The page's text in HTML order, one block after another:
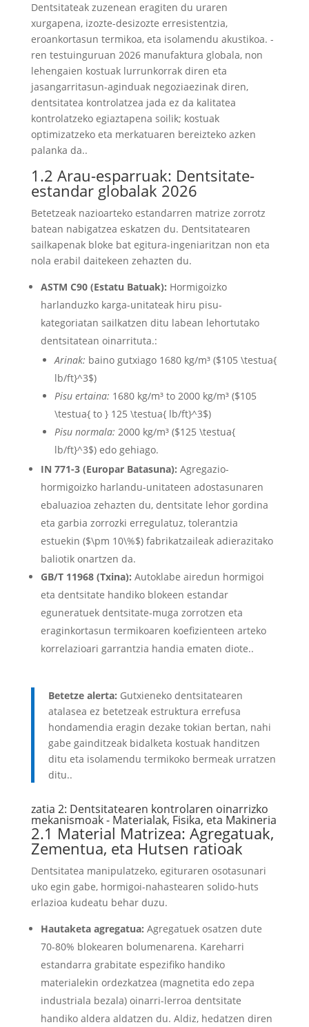
Dentsitateak zuzenean eragiten du uraren
xurgapena, izozte-desizozte erresistentzia,
eroankortasun termikoa, eta isolamendu akustikoa. -
ren testuinguruan 2026 manufaktura globala, non
lehengaien kostuak lurrunkorrak diren eta
jasangarritasun-aginduak negoziaezinak diren,
dentsitatea kontrolatzea jada ez da kalitatea
kontrolatzeko egiaztapena soilik; kostuak
optimizatzeko eta merkatuaren bereizteko azken
palanka da..
1.2 Arau-esparruak: Dentsitate-
estandar globalak 2026
Betetzeak nazioarteko estandarren matrize zorrotz
batean nabigatzea eskatzen du. Dentsitatearen
sailkapenak bloke bat egitura-ingeniaritzan non eta
nola erabil daitekeen zehazten du.
ASTM C90 (Estatu Batuak): Hormigoizko
harlanduzko karga-unitateak hiru pisu-
kategoriatan sailkatzen ditu labean lehortutako
dentsitatean oinarrituta.:
Arinak: baino gutxiago 1680 kg/m³ ($105 \testua{
lb/ft}^3$)
Pisu ertaina: 1680 kg/m³ to 2000 kg/m³ ($105
\testua{ to } 125 \testua{ lb/ft}^3$)
Pisu normala: 2000 kg/m³ ($125 \testua{
lb/ft}^3$) edo gehiago.
IN 771-3 (Europar Batasuna): Agregazio-
hormigoizko harlandu-unitateen adostasunaren
ebaluazioa zehazten du, dentsitate lehor gordina
eta garbia zorrozki erregulatuz, tolerantzia
estuekin ($\pm 10\%$) fabrikatzaileak adierazitako
baliotik onartzen da.
GB/T 11968 (Txina): Autoklabe airedun hormigoi
eta dentsitate handiko blokeen estandar
eguneratuek dentsitate-muga zorrotzen eta
eraginkortasun termikoaren koefizienteen arteko
korrelazioari garrantzia handia ematen diote..
Betetze alerta: Gutxieneko dentsitatearen
atalasea ez betetzeak estruktura errefusa
hondamendia eragin dezake tokian bertan, nahi
gabe gainditzeak bidalketa kostuak handitzen
ditu eta isolamendu termikoko bermeak urratzen
ditu..
zatia 2: Dentsitatearen kontrolaren oinarrizko
mekanismoak - Materialak, Fisika, eta Makineria
2.1 Material Matrizea: Agregatuak,
Zementua, eta Hutsen ratioak
Dentsitatea manipulatzeko, egituraren osotasunari
uko egin gabe, hormigoi-nahastearen solido-huts
erlazioa kudeatu behar duzu.
Hautaketa agregatua: Agregatuek osatzen dute
70-80% blokearen bolumenarena. Kareharri
estandarra grabitate espezifiko handiko
materialekin ordezkatzea (magnetita edo zepa
industriala bezala) oinarri-lerroa dentsitate
handiko aldera aldatzen du. Aldiz, hedatzen diren